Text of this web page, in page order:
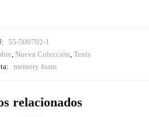
55-500702-1
, Nueva Colección, Tenis
memory foam
relacionados